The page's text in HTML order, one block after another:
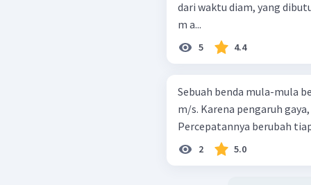
dari waktu diam, yang
m a...
5 4.4
Sebuah benda mula-mula
m/s. Karena pengaruh
Percepatannya berubah
2 5.0